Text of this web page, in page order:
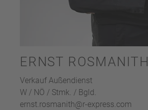
ERNST ROSMANITH
Verkauf Außendienst
W / NÖ / Stmk. / Bgld.
ernst.rosmanith@r-express.com